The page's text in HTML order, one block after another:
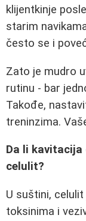
klijentkinje
starim
često se i
Zato je mudro
rutinu - bar
Takođe,
treninzima.
Da li kavitacija
celulit?
U suštini,
toksinima i